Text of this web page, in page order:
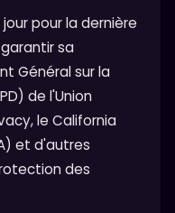
pour la dernière
sa
Général sur la
de l'Union
le California
et d'autres
des